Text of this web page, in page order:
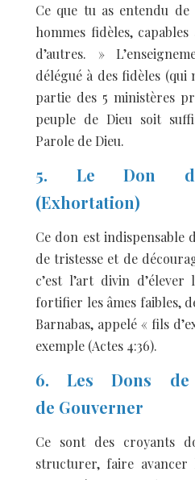
Ce que tu as entendu
hommes fidèles, capables
d’autres. »
délégué à des fidèles
partie des 5 ministères
peuple de Dieu soit
Parole de Dieu.
5. Le Don
(Exhortation)
Ce don est indispensable
de tristesse et de
c’est l’art divin
fortifier les âmes faibles,
Barnabas, appelé « fils
exemple (Actes 4:36).
6. Les Dons
de Gouverner
Ce sont des croyants
structurer, faire avancer